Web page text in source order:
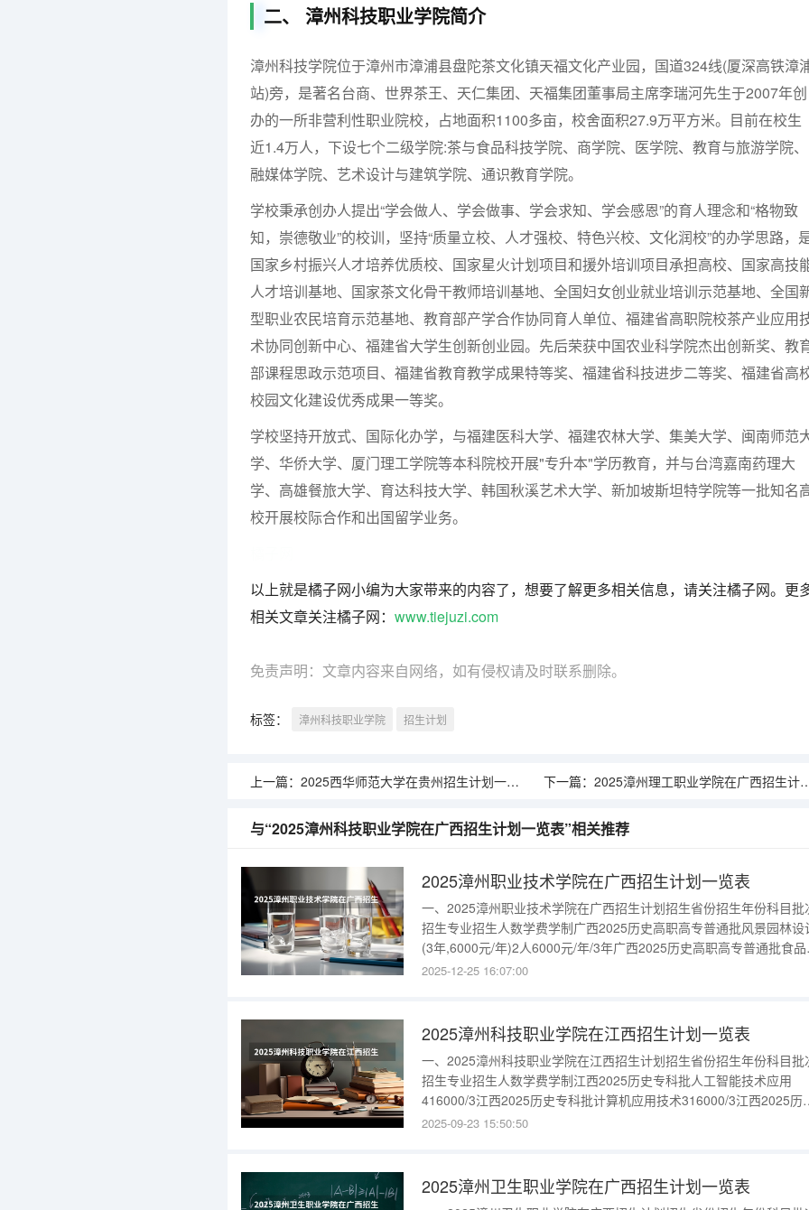
二、 漳州科技职业学院简介
漳州科技学院位于漳州市漳浦县盘陀茶文化镇天福文化产业园，国道324线(厦深高铁漳
站)旁，是著名台商、世界茶王、天仁集团、天福集团董事局主席李瑞河先生于2007年创
办的一所非营利性职业院校，占地面积1100多亩，校舍面积27.9万平方米。目前在校生
近1.4万人，下设七个二级学院:茶与食品科技学院、商学院、医学院、教育与旅游学院、
融媒体学院、艺术设计与建筑学院、通识教育学院。
学校秉承创办人提出“学会做人、学会做事、学会求知、学会感恩”的育人理念和“格物致
知，崇德敬业”的校训，坚持“质量立校、人才强校、特色兴校、文化润校”的办学思路，
国家乡村振兴人才培养优质校、国家星火计划项目和援外培训项目承担高校、国家高技
人才培训基地、国家茶文化骨干教师培训基地、全国妇女创业就业培训示范基地、全国
型职业农民培育示范基地、教育部产学合作协同育人单位、福建省高职院校茶产业应用
术协同创新中心、福建省大学生创新创业园。先后荣获中国农业科学院杰出创新奖、教
部课程思政示范项目、福建省教育教学成果特等奖、福建省科技进步二等奖、福建省高
校园文化建设优秀成果一等奖。
学校坚持开放式、国际化办学，与福建医科大学、福建农林大学、集美大学、闽南师范
学、华侨大学、厦门理工学院等本科院校开展"专升本"学历教育，并与台湾嘉南药理大
学、高雄餐旅大学、育达科技大学、韩国秋溪艺术大学、新加坡斯坦特学院等一批知名
校开展校际合作和出国留学业务。
以上就是橘子网小编为大家带来的内容了，想要了解更多相关信息，请关注橘子网。更
相关文章关注橘子网： www.tiejuzi.com
免责声明：文章内容来自网络，如有侵权请及时联系删除。
标签： 漳州科技职业学院 招生计划
上一篇： 2025西华师范大学在贵州招生计划一览表 下一篇： 2025漳州理工职业学院在广西招生计划一览表
与“2025漳州科技职业学院在广西招生计划一览表”相关推荐
2025漳州职业技术学院在广西招生计划一览表
一、2025漳州职业技术学院在广西招生计划招生省份招生年份科目批
招生专业招生人数学费学制广西2025历史高职高专普通批风景园林设
(3年,6000元/年)2人6000元/年/3年广西2025历史高职高专普通批食品
量与安全(3年,6000元/年)2人6000元/年/3年广西2025历史高职高专普通
2025-12-25 16:07:00
2025漳州科技职业学院在江西招生计划一览表
一、2025漳州科技职业学院在江西招生计划招生省份招生年份科目批
招生专业招生人数学费学制江西2025历史专科批人工智能技术应用
416000/3江西2025历史专科批计算机应用技术316000/3江西2025历
专科批电子商务313000/3江西2025历史专科批大数据与会计414000/3
2025-09-23 15:50:50
2025漳州卫生职业学院在广西招生计划一览表